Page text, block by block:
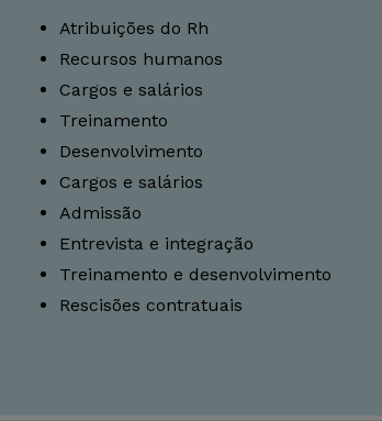
Atribuições do Rh
Recursos humanos
Cargos e salários
Treinamento
Desenvolvimento
Cargos e salários
Admissão
Entrevista e integração
Treinamento e desenvolvimento
Rescisões contratuais